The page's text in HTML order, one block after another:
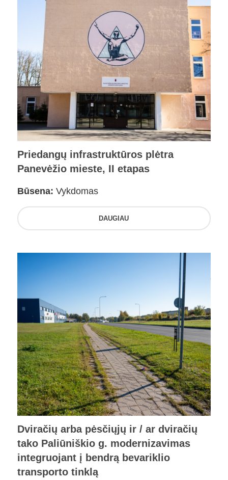
Priedangų infrastruktūros plėtra
Panevėžio mieste, II etapas
Būsena: Vykdomas
DAUGIAU
Dviračių arba pėsčiųjų ir / ar dviračių
tako Paliūniškio g. modernizavimas
integruojant į bendrą bevariklio
transporto tinklą